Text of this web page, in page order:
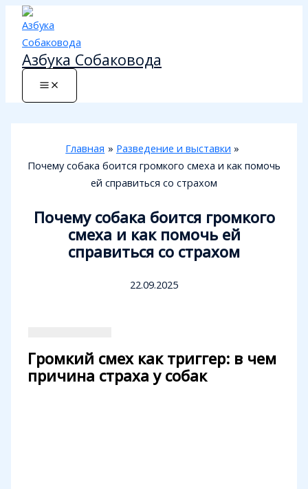
Перейти
содержимому
Азбука Собаковода
Главная
Разведение и выставки
Почему собака боится громкого смеха и как помочь
ей справиться со страхом
Почему собака боится громкого
смеха и как помочь ей
справиться со страхом
22.09.2025
Громкий смех как триггер: в чем
причина страха у собак